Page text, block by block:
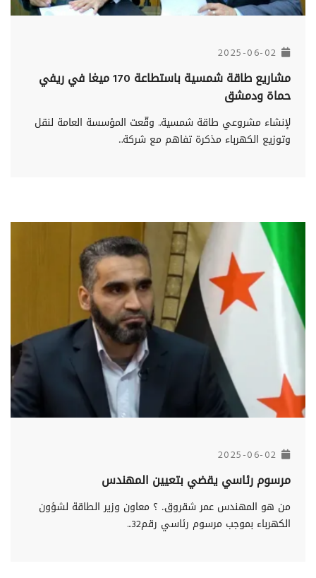
2025-06-02
مشاريع طاقة شمسية باستطاعة 170 ميغا في ريفي
حماة ودمشق
لإنشاء مشروعي طاقة شمسية.. وقّعت المؤسسة العامة لنقل
وتوزيع الكهرباء مذكرة تفاهم مع شركة...
2025-06-02
مرسوم رئاسي يقضي بتعيين المهندس
من هو المهندس عمر شقروق.. ؟ معاون وزير الطاقة لشؤون
الكهرباء بموجب مرسوم رئاسي رقم32...